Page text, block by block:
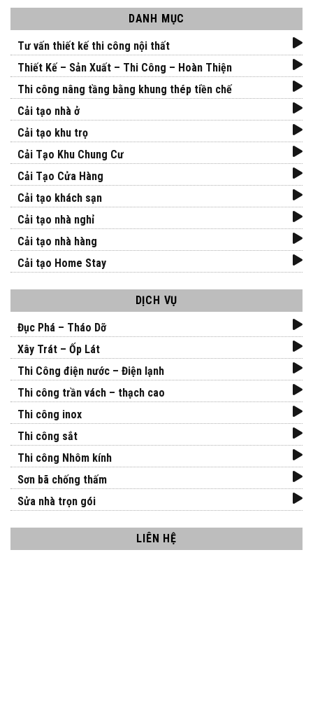
DANH MỤC
Tư vấn thiết kế thi công nội thất
Thiết Kế – Sản Xuất – Thi Công – Hoàn Thiện
Thi công nâng tầng bằng khung thép tiền chế
Cải tạo nhà ở
Cải tạo khu trọ
Cải Tạo Khu Chung Cư
Cải Tạo Cửa Hàng
Cải tạo khách sạn
Cải tạo nhà nghỉ
Cải tạo nhà hàng
Cải tạo Home Stay
DỊCH VỤ
Đục Phá – Tháo Dỡ
Xây Trát – Ốp Lát
Thi Công điện nước – Điện lạnh
Thi công trần vách – thạch cao
Thi công inox
Thi công sắt
Thi công Nhôm kính
Sơn bã chống thấm
Sửa nhà trọn gói
LIÊN HỆ